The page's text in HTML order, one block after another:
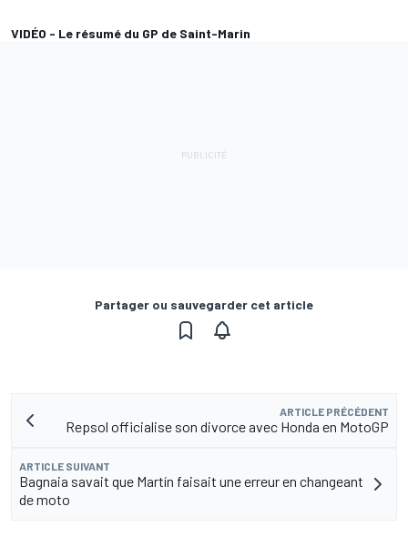
VIDÉO - Le résumé du GP de Saint-Marin
Partager ou sauvegarder cet article
ARTICLE PRÉCÉDENT
Repsol officialise son divorce avec Honda en MotoGP
ARTICLE SUIVANT
Bagnaia savait que Martín faisait une erreur en changeant
de moto